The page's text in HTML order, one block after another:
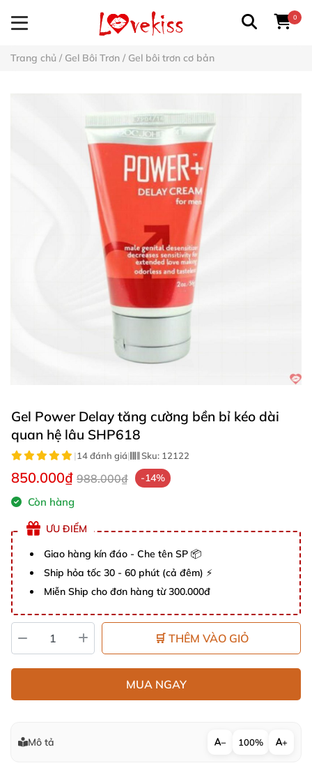
0
Trang chủ / Gel Bôi Trơn / Gel bôi trơn cơ bản
Gel Power Delay tăng cường bền bỉ kéo dài
quan hệ lâu SHP618
|14 đánh giá| Sku: 12122
850.000₫ 988.000₫ -14%
Còn hàng
ƯU ĐIỂM
Giao hàng kín đáo - Che tên SP 📦
Ship hỏa tốc 30 - 60 phút (cả đêm) ⚡
Miễn Ship cho đơn hàng từ 300.000đ
🛒 THÊM VÀO GIỎ
MUA NGAY
Mô tả − 100% +